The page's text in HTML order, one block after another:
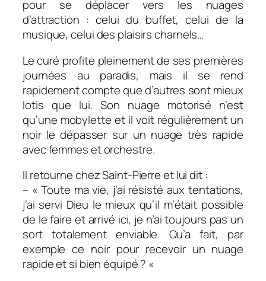
pour se déplacer vers les nuages
d’attraction : celui du buffet, celui de la
musique, celui des plaisirs charnels…
Le curé profite pleinement de ses premières
journées au paradis, mais il se rend
rapidement compte que d’autres sont mieux
lotis que lui. Son nuage motorisé n’est
qu’une mobylette et il voit régulièrement un
noir le dépasser sur un nuage très rapide
avec femmes et orchestre.
Il retourne chez Saint-Pierre et lui dit :
– « Toute ma vie, j’ai résisté aux tentations,
j’ai servi Dieu le mieux qu’il m’était possible
de le faire et arrivé ici, je n’ai toujours pas un
sort totalement enviable. Qu’a fait, par
exemple ce noir pour recevoir un nuage
rapide et si bien équipé ? «